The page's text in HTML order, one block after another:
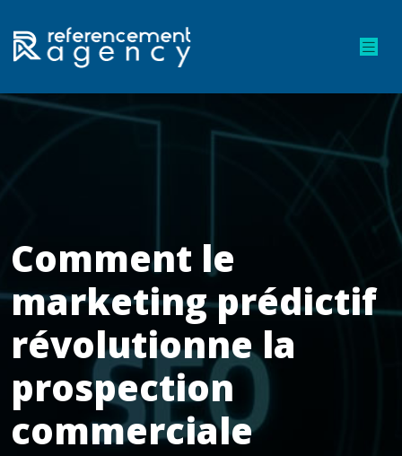
Comment le
marketing prédictif
révolutionne la
prospection
commerciale